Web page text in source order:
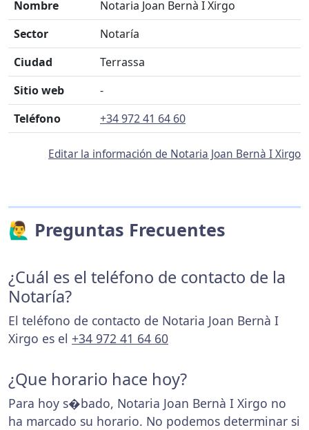
Nombre
Notaria Joan Bernà I Xirgo
Sector
Notaría
Ciudad
Terrassa
Sitio web
-
Teléfono
+34 972 41 64 60
Editar la información de Notaria Joan Bernà I Xirgo
🙋‍♂️ Preguntas Frecuentes
¿Cuál es el teléfono de contacto de la
Notaría?
El teléfono de contacto de Notaria Joan Bernà I
Xirgo es el +34 972 41 64 60
¿Que horario hace hoy?
Para hoy s�bado, Notaria Joan Bernà I Xirgo no
ha marcado su horario. No podemos determinar si